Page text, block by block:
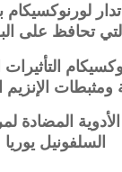
لورنوكسيكام
تحافظ على
ومثبطات
الأدوية
السلفونيل يوريا